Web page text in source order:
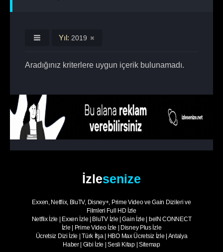
Yıl: 2019
Aradığınız kriterlere uygun içerik bulunamadı.
İzlesenize
Exxen, Netflix, BluTV, Disney+, Prime Video ve Gain Dizileri ve
Filmleri Full HD İzle
Netflix İzle
Exxen İzle BluTV İzle |Gain İzle
beIN CONNECT
İzle
Prime Video İzle
Disney Plus İzle
Ücretsiz Dizi İzle |Türk İfşa| HBO Max Ücretsiz İzle Antalya
Haber| Gibi İzle |Sesli Kitap| Sitemap